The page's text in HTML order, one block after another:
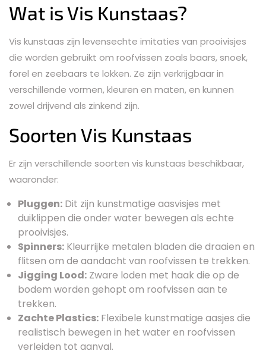
Wat is Vis Kunstaas?
Vis kunstaas zijn levensechte imitaties van prooivisjes
die worden gebruikt om roofvissen zoals baars, snoek,
forel en zeebaars te lokken. Ze zijn verkrijgbaar in
verschillende vormen, kleuren en maten, en kunnen
zowel drijvend als zinkend zijn.
Soorten Vis Kunstaas
Er zijn verschillende soorten vis kunstaas beschikbaar,
waaronder:
Pluggen: Dit zijn kunstmatige aasvisjes met
duiklippen die onder water bewegen als echte
prooivisjes.
Spinners: Kleurrijke metalen bladen die draaien en
flitsen om de aandacht van roofvissen te trekken.
Jigging Lood: Zware loden met haak die op de
bodem worden gehopt om roofvissen aan te
trekken.
Zachte Plastics: Flexibele kunstmatige aasjes die
realistisch bewegen in het water en roofvissen
verleiden tot aanval.